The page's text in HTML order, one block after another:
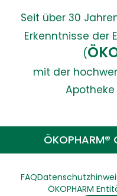
Seit über 30
Erkenntnisse der
(
mit der
Apotheke
FAQ
ÖKOPHARM